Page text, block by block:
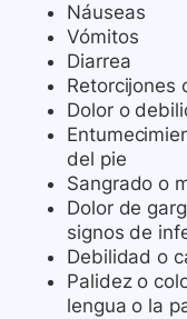
Náuseas
Vómitos
Diarrea
Retorcijones
Dolor o
del pie
Sangrado o
Dolor de
signos de
Debilidad o
Palidez o
lengua o la